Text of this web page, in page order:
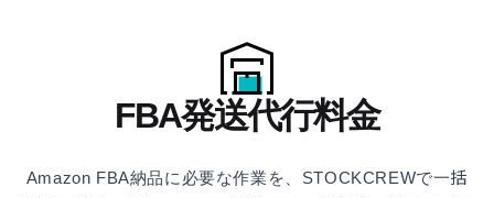
FBA発送代行料金
Amazon FBA納品に必要な作業を、STOCKCREWで一括